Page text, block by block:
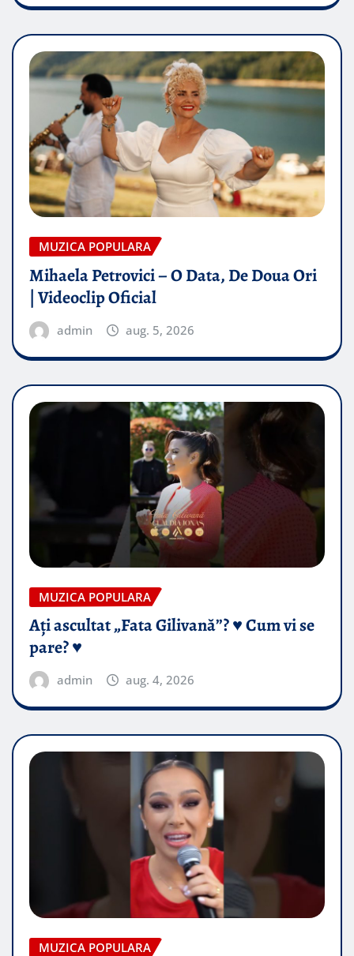
MUZICA POPULARA
Mihaela Petrovici – O Data, De Doua Ori
| Videoclip Oficial
admin aug. 5, 2026
MUZICA POPULARA
Ați ascultat „Fata Gilivană”? ♥️ Cum vi se
pare? ♥️
admin aug. 4, 2026
MUZICA POPULARA